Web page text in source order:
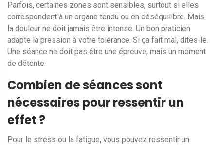
Parfois, certaines zones sont sensibles, surtout si elles
correspondent à un organe tendu ou en déséquilibre. Mais
la douleur ne doit jamais être intense. Un bon praticien
adapte la pression à votre tolérance. Si ça fait mal, dites-le.
Une séance ne doit pas être une épreuve, mais un moment
de détente.
Combien de séances sont
nécessaires pour ressentir un
effet ?
Pour le stress ou la fatigue, vous pouvez ressentir un